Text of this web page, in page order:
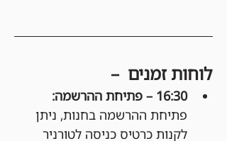
לוחות זמנים  –
16:30 – פתיחת ההרשמה:
פתיחת ההרשמה בחנות, ניתן
לקנות כרטיס כניסה לטורניר